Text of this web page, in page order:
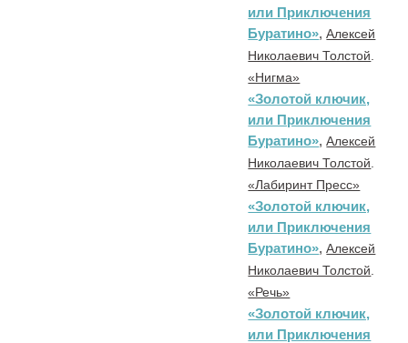
или Приключения
Буратино»,Алексей
Николаевич Толстой
«Нигма»
«Золотой ключик,
или Приключения
Буратино»,Алексей
Николаевич Толстой
«Лабиринт Пресс»
«Золотой ключик,
или Приключения
Буратино»,Алексей
Николаевич Толстой
«Речь»
«Золотой ключик,
или Приключения